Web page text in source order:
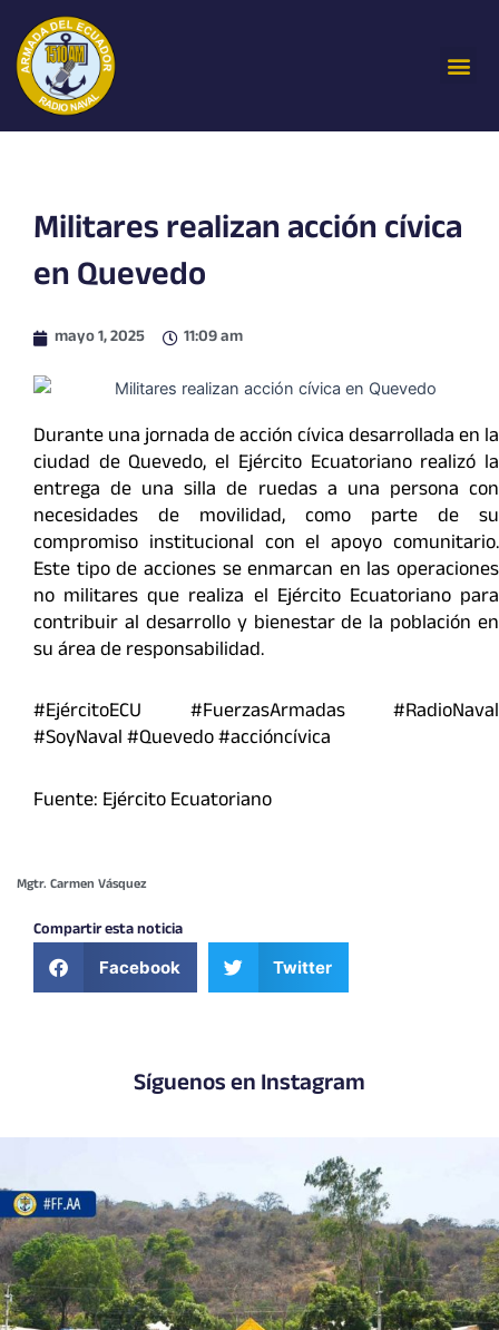
contenido
Militares realizan acción cívica
en Quevedo
mayo 1, 2025 11:09 am
Durante una jornada de acción cívica desarrollada en la
ciudad de Quevedo, el Ejército Ecuatoriano realizó la
entrega de una silla de ruedas a una persona con
necesidades de movilidad, como parte de su
compromiso institucional con el apoyo comunitario.
Este tipo de acciones se enmarcan en las operaciones
no militares que realiza el Ejército Ecuatoriano para
contribuir al desarrollo y bienestar de la población en
su área de responsabilidad.
#EjércitoECU #FuerzasArmadas #RadioNaval
#SoyNaval #Quevedo #accióncívica
Fuente: Ejército Ecuatoriano
Mgtr. Carmen Vásquez
Compartir esta noticia
Facebook Twitter
Síguenos en Instagram